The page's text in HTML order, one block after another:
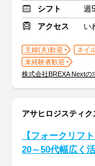
シフト
週
アクセス
い
主婦(夫)歓迎 ネイ
未経験者歓迎
株式会社BREXA Nextの
アサヒロジスティ
【フォークリフ
20～50代幅広く